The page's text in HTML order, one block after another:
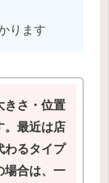
ります
きさ・位置
。最近は店
わるタイプ
場合は、一